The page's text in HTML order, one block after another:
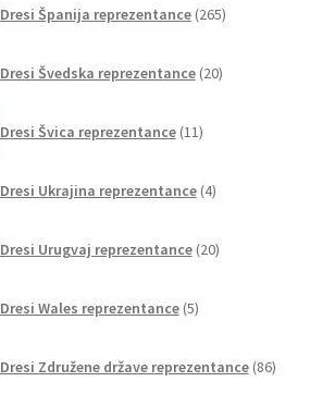
Dresi Španija reprezentance 265izdelkov
Dresi Švedska reprezentance 20izdelkov
Dresi Švica reprezentance 11izdelkov
Dresi Ukrajina reprezentance 4izdelki
Dresi Urugvaj reprezentance 20izdelkov
Dresi Wales reprezentance 5izdelkov
Dresi Združene države reprezentance 86izdelkov